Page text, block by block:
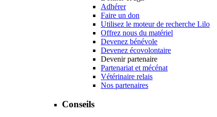
Adhérer
Faire un don
Utilisez le moteur de recherche Lilo
Offrez nous du matériel
Devenez bénévole
Devenez écovolontaire
Devenir partenaire
Partenariat et mécénat
Vétérinaire relais
Nos partenaires
Conseils